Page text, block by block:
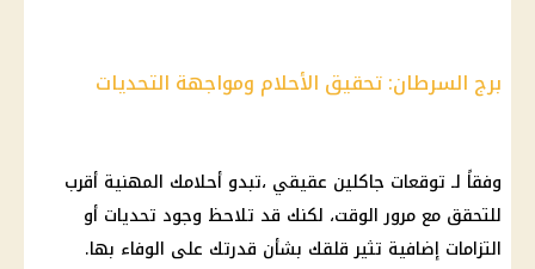
برج السرطان: تحقيق الأحلام ومواجهة التحديات
وفقاً لـ توقعات جاكلين عقيقي ،تبدو أحلامك المهنية أقرب
للتحقق معمرورالوقت، لكنك قد تلاحظ وجود تحديات أو
التزامات إضافية تثير قلقك بشأن قدرتك على الوفاء بها.